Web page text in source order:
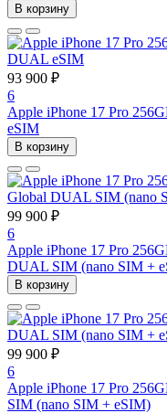
В корзину
93 900 ₽
6
Apple iPhone 17 Pro
eSIM
В корзину
99 900 ₽
6
Apple iPhone 17 Pro
DUAL SIM (nano SIM +
В корзину
99 900 ₽
6
Apple iPhone 17 Pro
SIM (nano SIM + eSIM)